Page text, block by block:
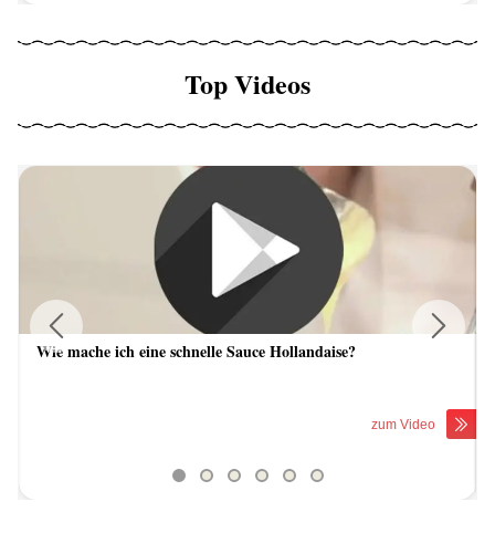
Top Videos
Wie mache ich eine schnelle Sauce Hollandaise?
zum Video
Previous